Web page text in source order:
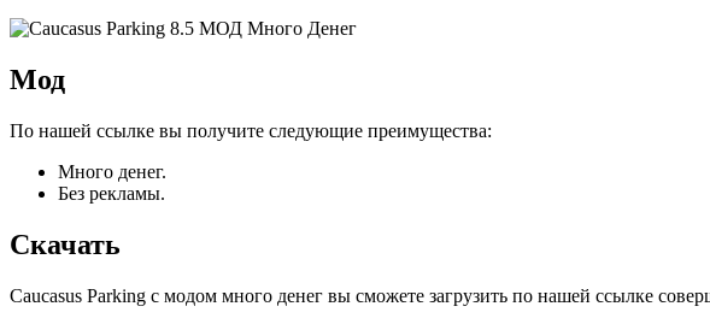
Мод
По нашей ссылке вы получите следующие преимущества:
Много денег.
Без рекламы.
Скачать
Caucasus Parking с модом много денег вы сможете загрузить по нашей ссылке